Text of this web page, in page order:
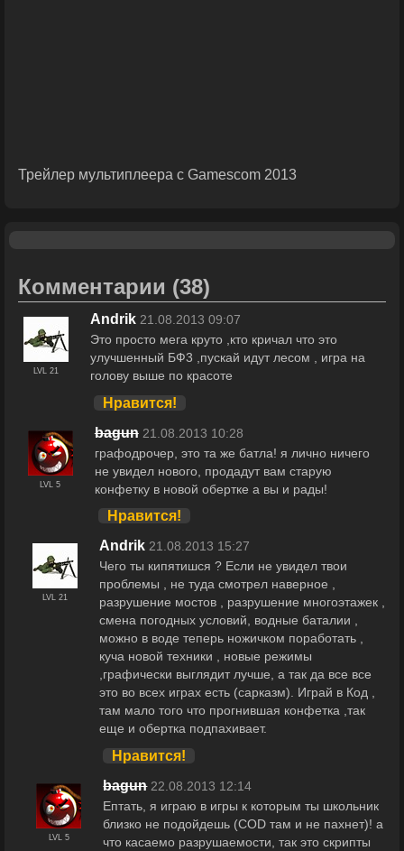
Трейлер мультиплеера с Gamescom 2013
Комментарии (38)
LVL 21
Andrik 21.08.2013 09:07
Это просто мега круто ,кто кричал что это
улучшенный БФ3 ,пускай идут лесом , игра на
голову выше по красоте
Нравится!
LVL 5
bagun 21.08.2013 10:28
графодрочер, это та же батла! я лично ничего
не увидел нового, продадут вам старую
конфетку в новой обертке а вы и рады!
Нравится!
LVL 21
Andrik 21.08.2013 15:27
Чего ты кипятишся ? Если не увидел твои
проблемы , не туда смотрел наверное ,
разрушение мостов , разрушение многоэтажек ,
смена погодных условий, водные баталии ,
можно в воде теперь ножичком поработать ,
куча новой техники , новые режимы
,графически выглядит лучше, а так да все все
это во всех играх есть (сарказм). Играй в Код ,
там мало того что прогнившая конфетка ,так
еще и обертка подпахивает.
Нравится!
LVL 5
bagun 22.08.2013 12:14
Ептать, я играю в игры к которым ты школьник
близко не подойдешь (COD там и не пахнет)! а
что касаемо разрушаемости, так это скрипты